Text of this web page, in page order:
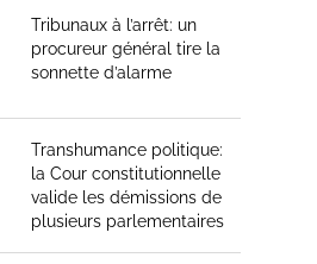
Tribunaux à l’arrêt: un
procureur général tire la
sonnette d’alarme
Transhumance politique:
la Cour constitutionnelle
valide les démissions de
plusieurs parlementaires